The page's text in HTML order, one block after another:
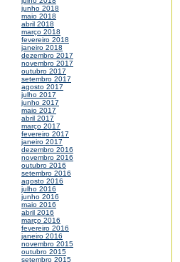
junho 2018
maio 2018
abril 2018
março 2018
fevereiro 2018
janeiro 2018
dezembro 2017
novembro 2017
outubro 2017
setembro 2017
agosto 2017
julho 2017
junho 2017
maio 2017
abril 2017
março 2017
fevereiro 2017
janeiro 2017
dezembro 2016
novembro 2016
outubro 2016
setembro 2016
agosto 2016
julho 2016
junho 2016
maio 2016
abril 2016
março 2016
fevereiro 2016
janeiro 2016
novembro 2015
outubro 2015
setembro 2015